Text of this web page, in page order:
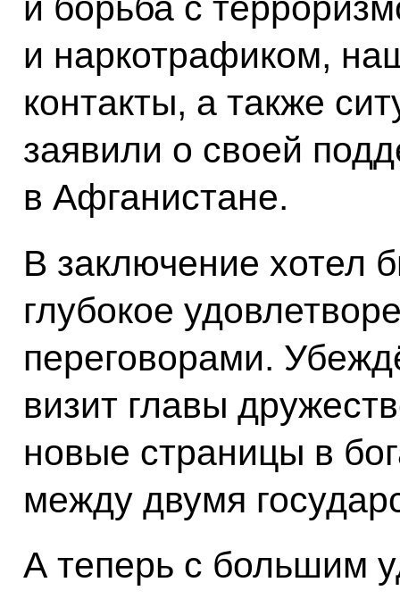
и борьба с
и наркотрафиком,
контакты, а также
заявили о своей
в Афганистане.
В заключение хотел
глубокое
переговорами.
визит главы
новые страницы в
между двумя
А теперь с большим